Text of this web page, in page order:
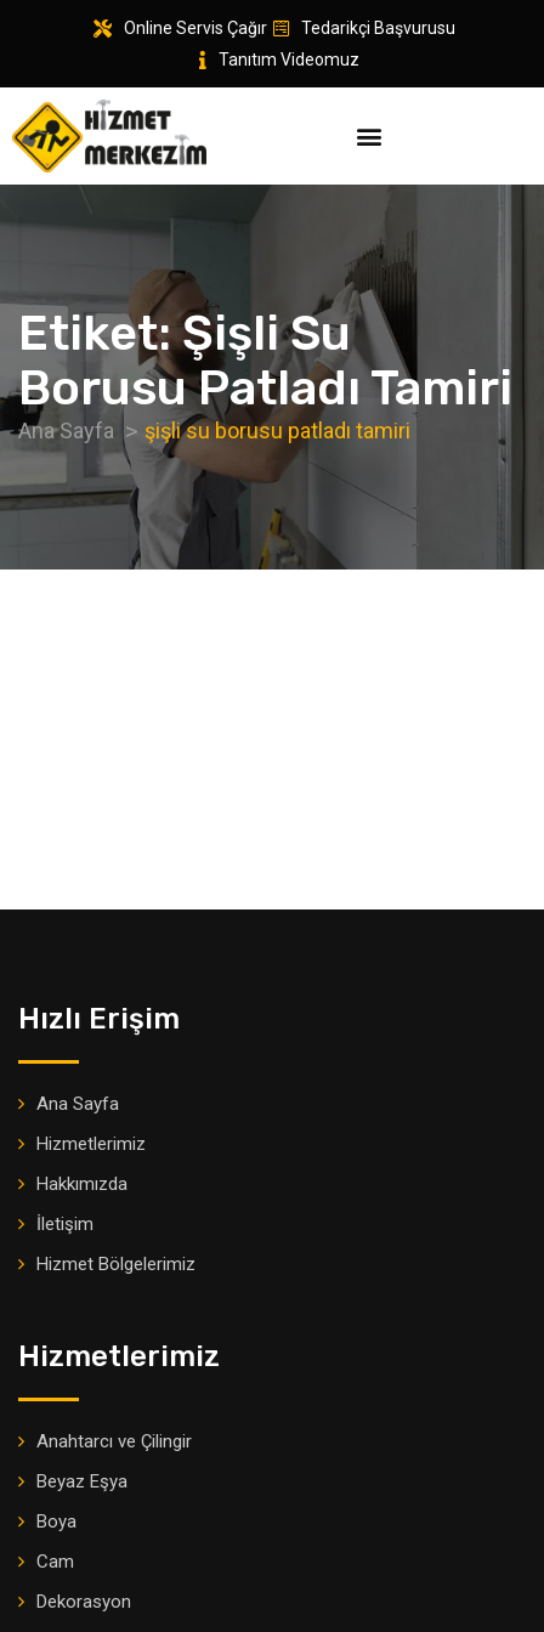
Online Servis Çağır
Tedarikçi Başvurusu
Tanıtım Videomuz
Etiket:Şişli Su
Borusu Patladı Tamiri
Ana Sayfa şişli su borusu patladı tamiri
Hızlı Erişim
Ana Sayfa
Hizmetlerimiz
Hakkımızda
İletişim
Hizmet Bölgelerimiz
Hizmetlerimiz
Anahtarcı ve Çilingir
Beyaz Eşya
Boya
Cam
Dekorasyon